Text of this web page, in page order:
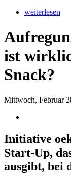
weiterlesen
ist
Snack?
Mittwoch, Februar
Initiative
Start-Up,
ausgibt, bei